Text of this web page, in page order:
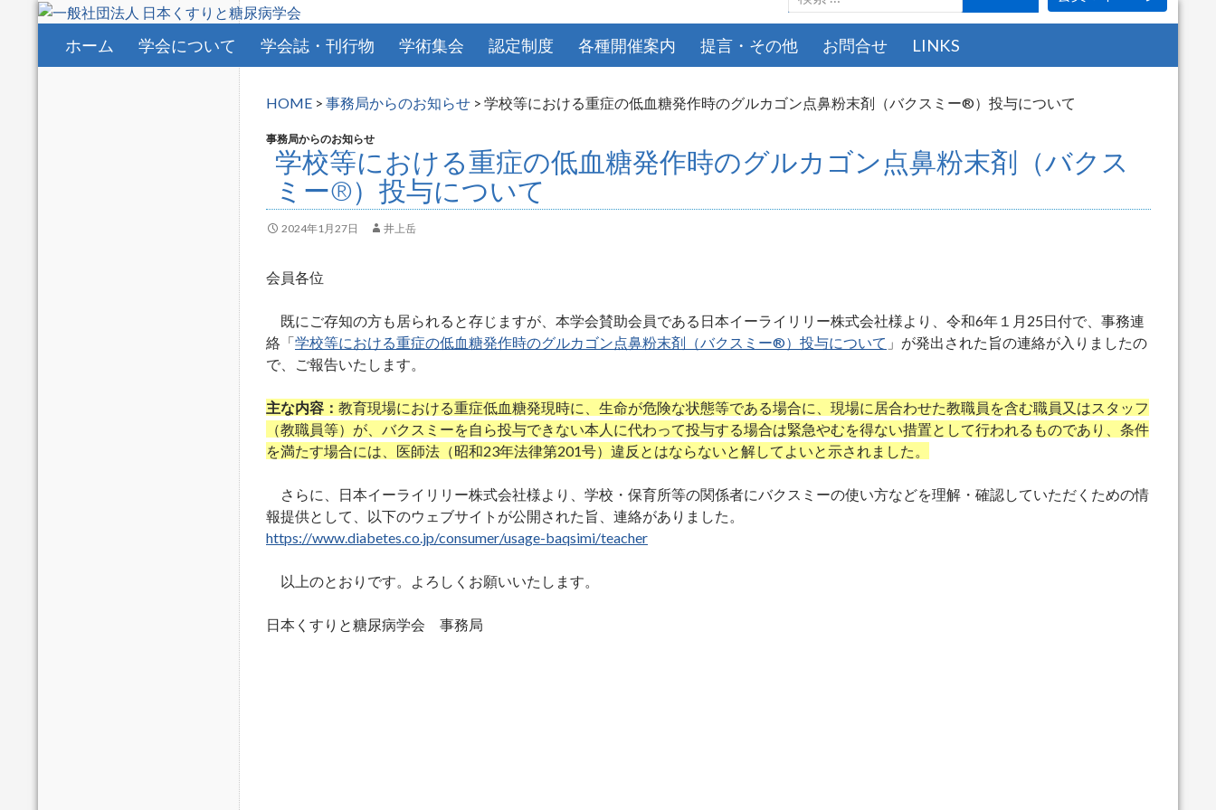
索:
コンテンツへスキップ
ホーム 学会について 学会誌・刊行物 学術集会 認定制度 各種開催案内 提言・その他 お問合せ LINKS
HOME > 事務局からのお知らせ > 学校等における重症の低血糖発作時のグルカゴン点鼻粉末剤（バクスミー®）投与について
事務局からのお知らせ
学校等における重症の低血糖発作時のグルカゴン点鼻粉末剤（バクス
ミー®）投与について
2024年1月27日 井上岳
会員各位
既にご存知の方も居られると存じますが、本学会賛助会員である日本イーライリリー株式会社様より、令和6年１月25日付で、事務連
絡「学校等における重症の低血糖発作時のグルカゴン点鼻粉末剤（バクスミー®）投与について 」が発出された旨の連絡が入りましたの
で、ご報告いたします。
主な内容： 教育現場における重症低血糖発現時に、生命が危険な状態等である場合に、現場に居合わせた教職員を含む職員又はスタッフ
（教職員等）が、バクスミーを自ら投与できない本人に代わって投与する場合は緊急やむを得ない措置として行われるものであり、条件
を満たす場合には、医師法（昭和23年法律第201号）違反とはならないと解してよいと示されました。
さらに、日本イーライリリー株式会社様より、学校・保育所等の関係者にバクスミーの使い方などを理解・確認していただくための情
報提供として、以下のウェブサイトが公開された旨、連絡がありました。
https://www.diabetes.co.jp/consumer/usage-baqsimi/teacher
以上のとおりです。よろしくお願いいたします。
日本くすりと糖尿病学会 事務局